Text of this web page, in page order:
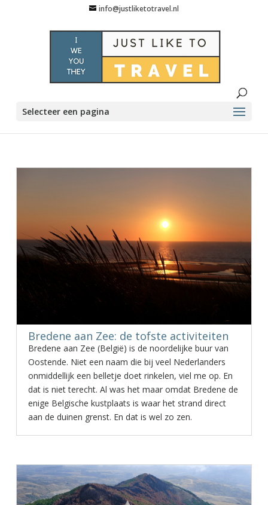
info@justliketotravel.nl
Selecteer een pagina
Bredene aan Zee: de tofste activiteiten
Bredene aan Zee (België) is de noordelijke buur van
Oostende. Niet een naam die bij veel Nederlanders
onmiddellijk een belletje doet rinkelen, viel me op. En
dat is niet terecht. Al was het maar omdat Bredene de
enige Belgische kustplaats is waar het strand direct
aan de duinen grenst. En dat is wel zo zen.